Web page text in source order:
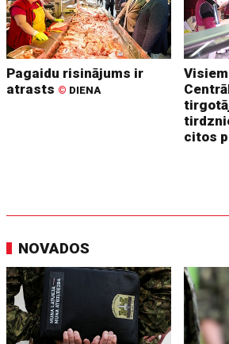
Pagaidu risinājums ir
atrasts © DIENA
citos
NOVADOS